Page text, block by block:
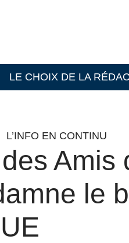
LE CHOIX DE LA
L’INFO EN CONTINU
Amis
le